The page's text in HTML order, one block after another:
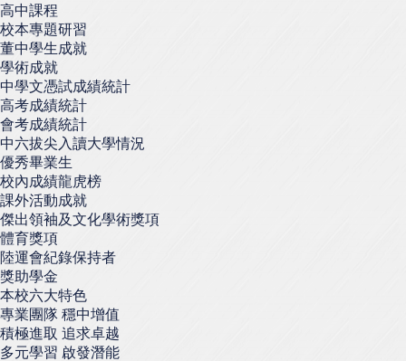
高中課程
校本專題研習
董中學生成就
學術成就
中學文憑試成績統計
高考成績統計
會考成績統計
中六拔尖入讀大學情況
優秀畢業生
校內成績龍虎榜
課外活動成就
傑出領袖及文化學術獎項
體育獎項
陸運會紀錄保持者
獎助學金
本校六大特色
專業團隊 穩中增值
積極進取 追求卓越
多元學習 啟發潛能